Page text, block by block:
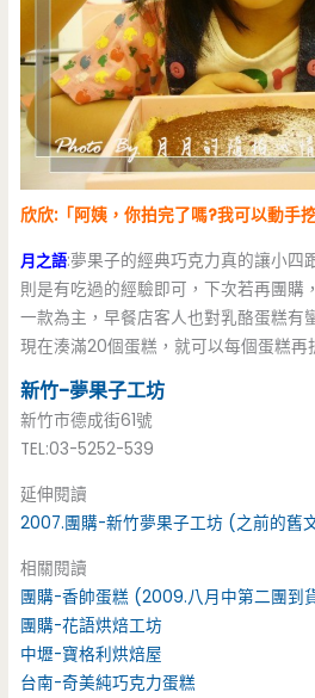
欣欣:「阿姨，你拍完了嗎?我可以動手
月之語:夢果子的經典巧克力真的讓小四
則是有吃過的經驗即可，下次若再團購
一款為主，早餐店客人也對乳酪蛋糕有
現在湊滿20個蛋糕，就可以每個蛋糕再
新竹-夢果子工坊
新竹市德成街61號
TEL:03-5252-539
延伸閱讀
2007.團購-新竹夢果子工坊 (之前的舊
相關閱讀
團購-香帥蛋糕 (2009.八月中第二團到
團購-花語烘焙工坊
中壢-寶格利烘焙屋
台南-奇美純巧克力蛋糕